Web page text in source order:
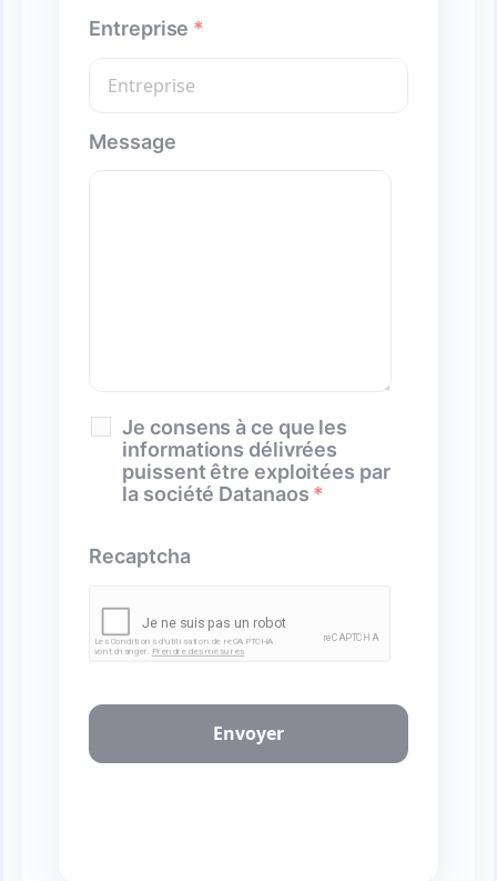
Entreprise *
Message
Je consens à ce que les
informations délivrées
puissent être exploitées par
la société Datanaos *
Recaptcha